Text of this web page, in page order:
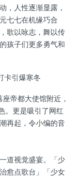
，人性逐渐显露，
七七在机缘巧合
歌以咏志，舞以传
孩子们更多勇气和
帝都大使馆附近，
。更是吸引了网红
再起，令小编的音
道视觉盛宴。「少
愈点歌台」「少女